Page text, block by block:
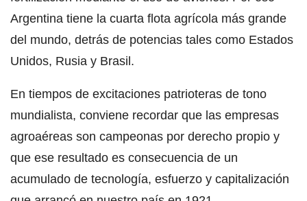
Argentina tiene la cuarta flota agrícola más grande
del mundo, detrás de potencias tales como Estados
Unidos, Rusia y Brasil.
En tiempos de excitaciones patrioteras de tono
mundialista, conviene recordar que las empresas
agroaéreas son campeonas por derecho propio y
que ese resultado es consecuencia de un
acumulado de tecnología, esfuerzo y capitalización